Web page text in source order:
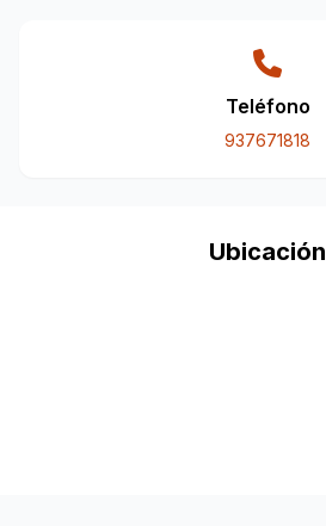
Teléfono
937671818
Ubicación